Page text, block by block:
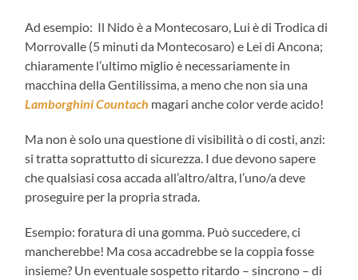
Ad esempio: Il Nido è a Montecosaro, Lui è di Trodica di
Morrovalle (5 minuti da Montecosaro) e Lei di Ancona;
chiaramente l’ultimo miglio è necessariamente in
macchina della Gentilissima, a meno che non sia una
Lamborghini Countach magari anche color verde acido!
Ma non è solo una questione di visibilità o di costi, anzi:
si tratta soprattutto di sicurezza. I due devono sapere
che qualsiasi cosa accada all’altro/altra, l’uno/a deve
proseguire per la propria strada.
Esempio: foratura di una gomma. Può succedere, ci
mancherebbe! Ma cosa accadrebbe se la coppia fosse
insieme? Un eventuale sospetto ritardo – sincrono – di